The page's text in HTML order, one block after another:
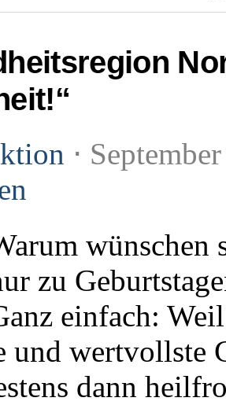
⋅
wünschen
zu
einfach:
und wertvollste
dann